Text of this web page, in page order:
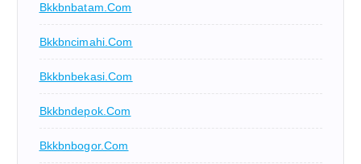
Bkkbnbatam.com
Bkkbncimahi.com
Bkkbnbekasi.com
Bkkbndepok.com
Bkkbnbogor.com